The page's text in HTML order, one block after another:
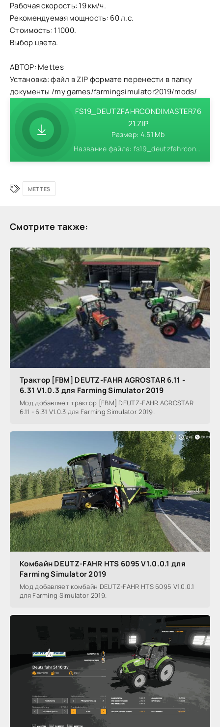
Рабочая скорость: 19 км/ч.
Рекомендуемая мощность: 60 л.с.
Стоимость: 11000.
Выбор цвета.
АВТОР: Mettes
Установка: файл в ZIP формате перенести в папку
документы /my games/farmingsimulator2019/mods/
FS19_DEUTZFAHRCONDIMASTER76
21.ZIP
Размер: 4.51 Mb
Название файла: fs19_deutzfahrcondimaster7621.zip
METTES
Смотрите также:
Трактор [FBM] DEUTZ-FAHR AGROSTAR 6.11 -
6.31 V1.0.3 для Farming Simulator 2019
Мод добавляет трактор [FBM] DEUTZ-FAHR AGROSTAR
6.11 - 6.31 V1.0.3 для Farming Simulator 2019.
Комбайн DEUTZ-FAHR HTS 6095 V1.0.0.1 для
Farming Simulator 2019
Мод добавляет комбайн DEUTZ-FAHR HTS 6095 V1.0.0.1
для Farming Simulator 2019.